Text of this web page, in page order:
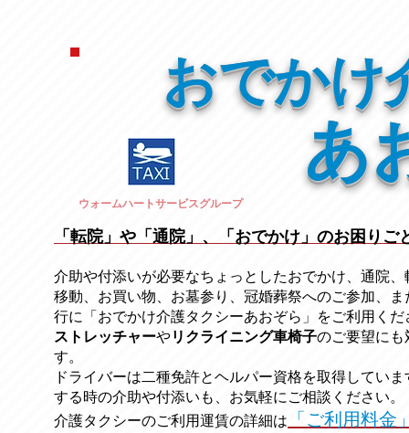
おでかけ
あ
ウォームハートサービスグループ
「転院」や「通院」、「おでかけ」のお困りご
介助や付添いが必要なちょっとしたおでかけ、通院
移動、お買い物、お墓参り、冠婚葬祭へのご参加、ま
行に「おでかけ介護タクシーあおぞら」をご利用くだ
ストレッチャー​やリクライニング車椅子のご要望にも
す。
ドライバーは二種免許とヘルパー資格を取得してい
する時の介助や付添いも、お気軽にご相談ください
介護タクシーのご利用運賃の詳細は 「ご利用料金